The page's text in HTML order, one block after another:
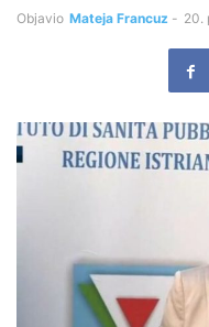
Objavio Mateja Francuz - 20.